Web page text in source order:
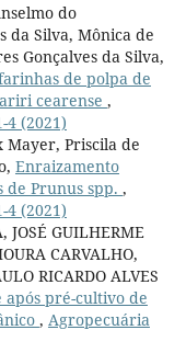
do
da Silva, Mônica de
Gonçalves da Silva,
de polpa de
cearense ,
4 (2021)
Priscila de
Enraizamento
de Prunus spp. ,
4 (2021)
JOSÉ GUILHERME
CARVALHO,
RICARDO ALVES
pré-cultivo de
, Agropecuária